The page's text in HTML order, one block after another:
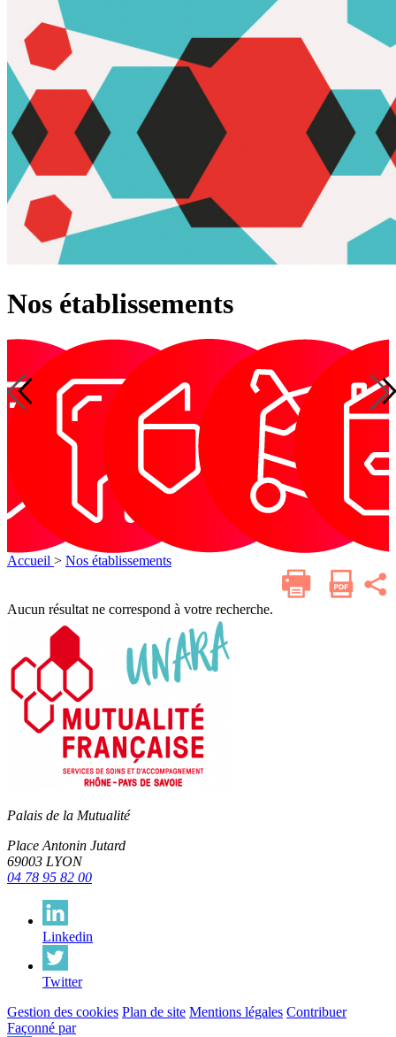
recherche
Nos établissements
Optique
Petite
enfance
Services
de
soins
infirmiers
domicile
Audition
Accueil > Nos établissements
Imprimer
cette
sur
Aucun résultat ne correspond à votre recherche.
Palais de la Mutualité
Place Antonin Jutard
69003 LYON
04 78 95 82 00
Linkedin
Twitter
Gestion des cookies Plan de site Mentions légales Contribuer
Façonné par